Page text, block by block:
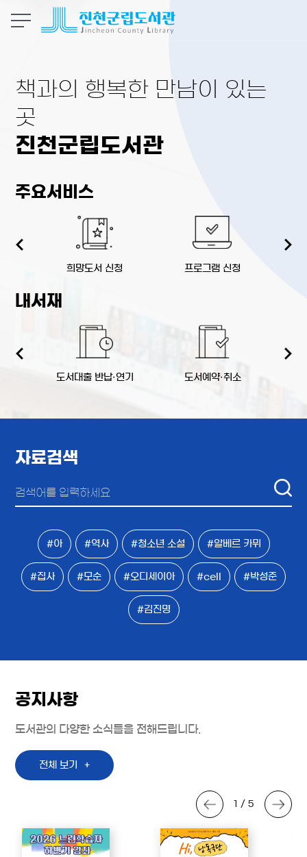
책과의 행복한 만남이 있는
곳
진천군립도서관
주요서비스
희망도서 신청 프로그램 신청
내서재
도서대출 반납·연기 도서예약·취소
자료검색
#아 #역사 #청소년 소설 #알베르 카뮈
#집사 #모순 #오디세이아 #cell #박성준
#김진명
공지사항
도서관의 다양한 소식들을 전해드립니다.
전체 보기
1 / 5